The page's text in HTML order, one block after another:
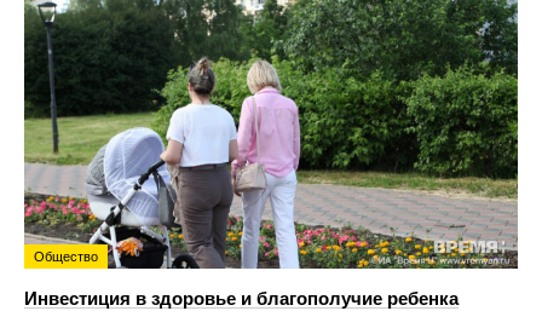
Общество
Инвестиция в здоровье и благополучие ребенка